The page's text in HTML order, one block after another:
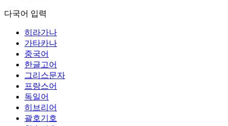
다국어 입력
히라가나
가타카나
중국어
한글고어
그리스문자
프랑스어
독일어
히브리어
괄호기호